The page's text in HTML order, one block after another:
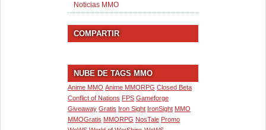
Noticias MMO
COMPARTIR
NUBE DE TAGS MMO
Anime MMO Anime MMORPG Closed Beta
Conflict of Nations FPS Gameforge
Giveaway Gratis Iron Sight IronSight MMO
MMOGratis MMORPG NosTale Promo